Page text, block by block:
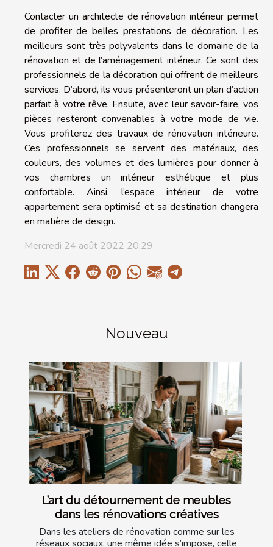
Nouveau
L’art du détournement de meubles
dans les rénovations créatives
Dans les ateliers de rénovation comme sur les
réseaux sociaux, une même idée s’impose, celle
Contacter un architecte de rénovation intérieur permet
de profiter de belles prestations de décoration. Les
meilleurs sont très polyvalents dans le domaine de la
rénovation et de l’aménagement intérieur. Ce sont des
professionnels de la décoration qui offrent de meilleurs
services. D’abord, ils vous présenteront un plan d’action
parfait à votre rêve. Ensuite, avec leur savoir-faire, vos
pièces resteront convenables à votre mode de vie.
Vous profiterez des travaux de rénovation intérieure.
Ces professionnels se servent des matériaux, des
couleurs, des volumes et des lumières pour donner à
vos chambres un intérieur esthétique et plus
confortable. Ainsi, l’espace intérieur de votre
appartement sera optimisé et sa destination changera
en matière de design.
Mercredi 24 août 2022 20:29